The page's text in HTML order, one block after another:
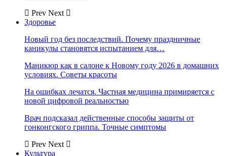
Prev Next
Здоровье
Новый год без последствий. Почему праздничные
каникулы становятся испытанием для…
Маникюр как в салоне к Новому году 2026 в домашних
условиях. Советы красоты
На ошибках лечатся. Частная медицина примиряется с
новой цифровой реальностью
Врач подсказал действенные способы защиты от
гонконгского гриппа. Точные симптомы
Prev Next
Культура